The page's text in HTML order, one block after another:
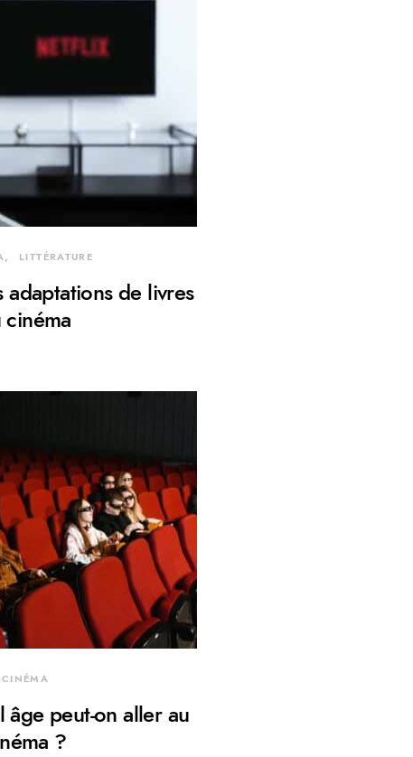
LITTÉRATURE
adaptations de livres
cinéma
CINÉMA
peut-on aller au
?